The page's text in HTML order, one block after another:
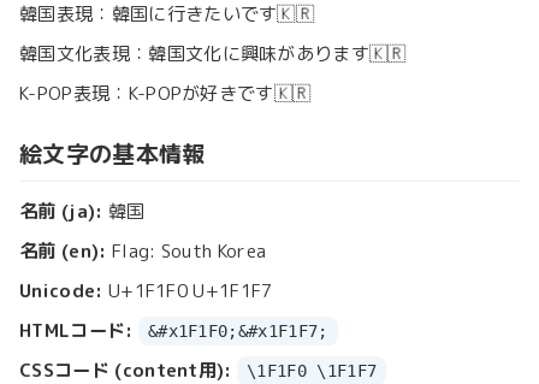
韓国表現：韓国に行きたいです🇰🇷
韓国文化表現：韓国文化に興味があります🇰🇷
K-POP表現：K-POPが好きです🇰🇷
絵文字の基本情報
名前 (ja): 韓国
名前 (en): Flag: South Korea
Unicode: U+1F1F0 U+1F1F7
HTMLコード:
&#x1F1F0;&#x1F1F7;
CSSコード (content用): \1F1F0 \1F1F7